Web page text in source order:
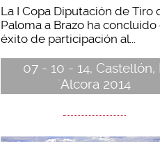
La I Copa Diputación de Tiro
Paloma a Brazo ha concluido
éxito de participación al...
07 - 10 - 14, Castellón,
´Alcora 2014